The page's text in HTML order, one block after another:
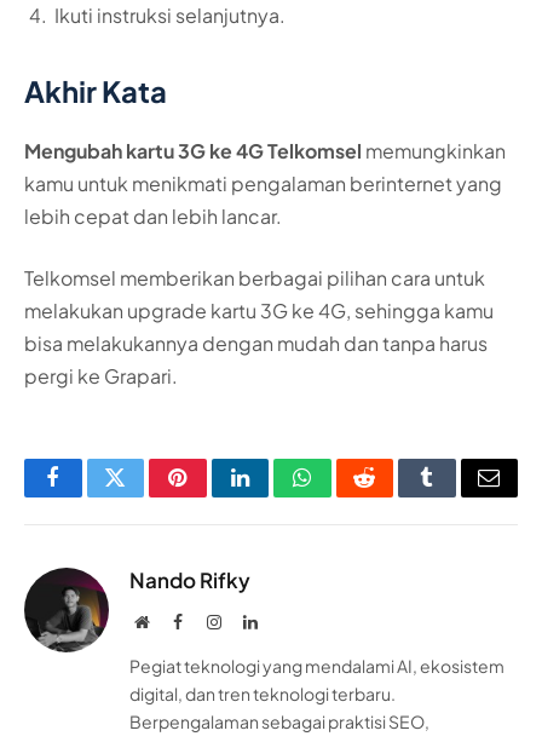
Ikuti instruksi selanjutnya.
Akhir Kata
Mengubah kartu 3G ke 4G Telkomsel memungkinkan
kamu untuk menikmati pengalaman berinternet yang
lebih cepat dan lebih lancar.
Telkomsel memberikan berbagai pilihan cara untuk
melakukan upgrade kartu 3G ke 4G, sehingga kamu
bisa melakukannya dengan mudah dan tanpa harus
pergi ke Grapari.
FacebookTwitterPinterestLinkedInWhatsAppRedditTumblrEmail
Nando Rifky
WebsiteFacebookInstagramLinkedIn
Pegiat teknologi yang mendalami AI, ekosistem
digital, dan tren teknologi terbaru.
Berpengalaman sebagai praktisi SEO,